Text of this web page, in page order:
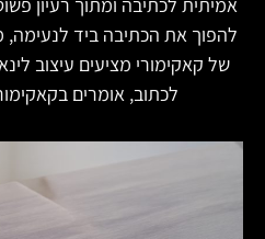
להפוך את הכתיבה ביד
של קאקימורי מציעים עיצוב
לכתוב, אומרים